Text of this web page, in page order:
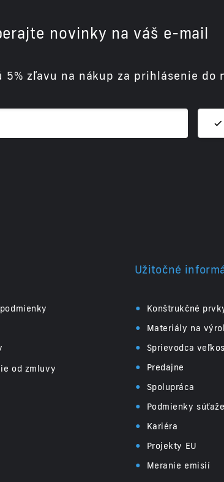
novinky na váš e-mail
5% zľavu na nákup za prihlásenie do
od zmluvy
Užitočné
• Konštrukčné
• Materiály na
• Sprievodca
• Predajne
• Spolupráca
• Podmienky súťaže
• Kariéra
• Projekty EU
• Meranie emisií